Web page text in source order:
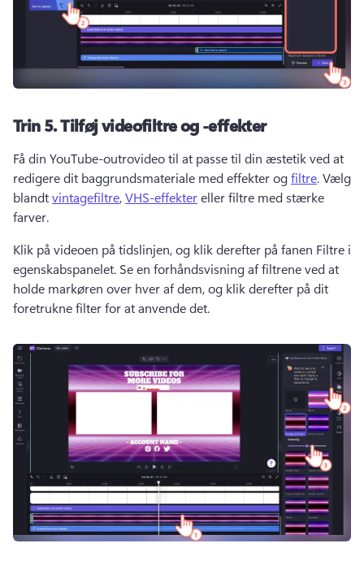
Trin 5.Tilføj videofiltre og -effekter
Få din YouTube-outrovideo til at passe til din æstetik ved at
redigere dit baggrundsmateriale med effekter og filtre. Vælg
blandt vintagefiltre, VHS-effekter eller filtre med stærke
farver.
Klik på videoen på tidslinjen, og klik derefter på fanen Filtre i
egenskabspanelet. Se en forhåndsvisning af filtrene ved at
holde markøren over hver af dem, og klik derefter på dit
foretrukne filter for at anvende det.